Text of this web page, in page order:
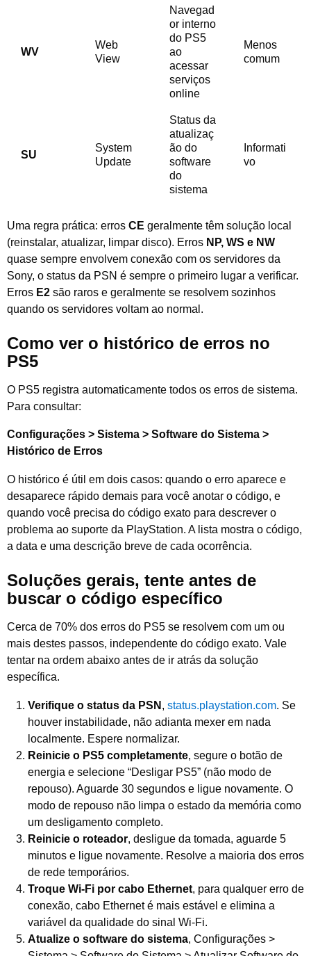
WV
Web
View
Navegad
or interno
do PS5
ao
acessar
serviços
online
Menos
comum
SU
System
Update
Status da
atualizaç
ão do
software
do
sistema
Informati
vo
Uma regra prática: erros CE geralmente têm solução local
(reinstalar, atualizar, limpar disco). Erros NP, WS e NW
quase sempre envolvem conexão com os servidores da
Sony, o status da PSN é sempre o primeiro lugar a verificar.
Erros E2 são raros e geralmente se resolvem sozinhos
quando os servidores voltam ao normal.
Como ver o histórico de erros no
PS5
O PS5 registra automaticamente todos os erros de sistema.
Para consultar:
Configurações > Sistema > Software do Sistema >
Histórico de Erros
O histórico é útil em dois casos: quando o erro aparece e
desaparece rápido demais para você anotar o código, e
quando você precisa do código exato para descrever o
problema ao suporte da PlayStation. A lista mostra o código,
a data e uma descrição breve de cada ocorrência.
Soluções gerais, tente antes de
buscar o código específico
Cerca de 70% dos erros do PS5 se resolvem com um ou
mais destes passos, independente do código exato. Vale
tentar na ordem abaixo antes de ir atrás da solução
específica.
Verifique o status da PSN , status.playstation.com. Se
houver instabilidade, não adianta mexer em nada
localmente. Espere normalizar.
Reinicie o PS5 completamente, segure o botão de
energia e selecione “Desligar PS5” (não modo de
repouso). Aguarde 30 segundos e ligue novamente. O
modo de repouso não limpa o estado da memória como
um desligamento completo.
Reinicie o roteador, desligue da tomada, aguarde 5
minutos e ligue novamente. Resolve a maioria dos erros
de rede temporários.
Troque Wi-Fi por cabo Ethernet, para qualquer erro de
conexão, cabo Ethernet é mais estável e elimina a
variável da qualidade do sinal Wi-Fi.
Atualize o software do sistema, Configurações >